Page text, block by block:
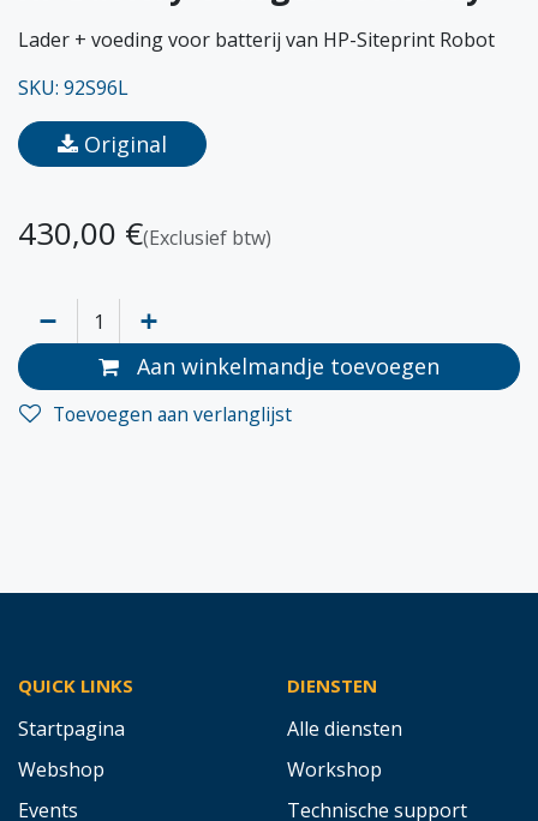
Lader + voeding voor batterij van HP-Siteprint Robot
SKU: 92S96L
Original
430,00 €(Exclusief btw)
Aan winkelmandje toevoegen
Toevoegen aan verlanglijst
QUICK LINKS
Startpagina
Webshop
Events
DIENSTEN
Alle diensten
Workshop
Technische support